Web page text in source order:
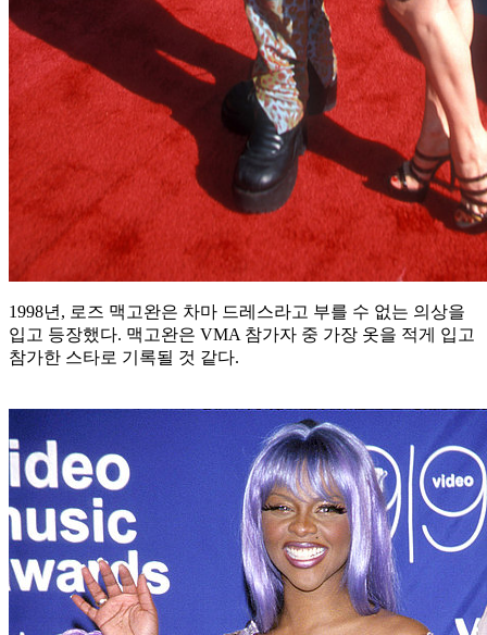
1998년, 로즈 맥고완은 차마 드레스라고 부를 수 없는 의상을
입고 등장했다. 맥고완은 VMA 참가자 중 가장 옷을 적게 입고
참가한 스타로 기록될 것 같다.